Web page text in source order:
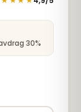
30%